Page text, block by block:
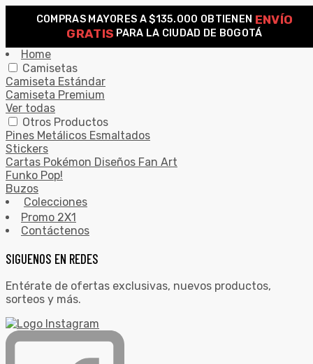
COMPRAS MAYORES A $135.000 OBTIENEN ENVÍO
GRATIS PARA LA CIUDAD DE BOGOTÁ
SEARCH
Home
Camisetas
Camiseta Estándar
Camiseta Premium
Ver todas
Otros Productos
Pines Metálicos Esmaltados
Stickers
Cartas Pokémon Diseños Fan Art
Funko Pop!
Buzos
Colecciones
Promo 2X1
Contáctenos
SIGUENOS EN REDES
Entérate de ofertas exclusivas, nuevos productos,
sorteos y más.